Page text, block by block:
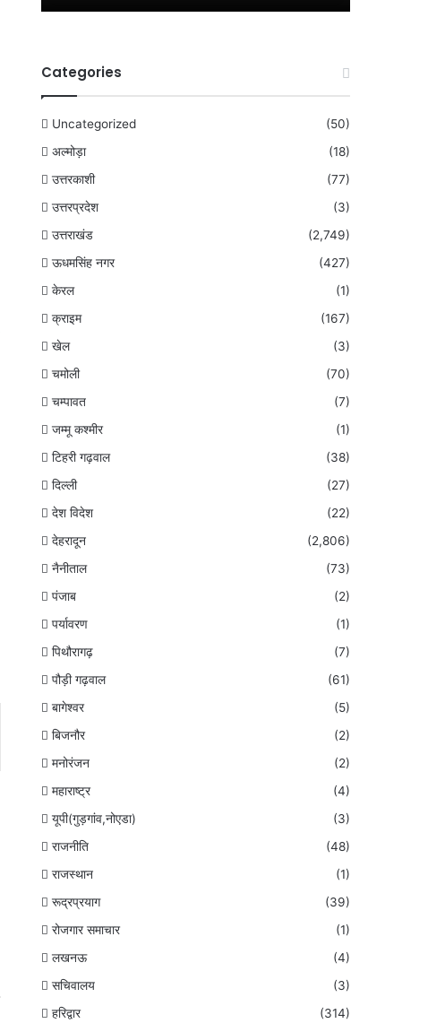
Categories
Uncategorized
(50)
अल्मोड़ा
(18)
उत्तरकाशी
(77)
उत्तरप्रदेश
(3)
उत्तराखंड
(2,749)
ऊधमसिंह नगर
(427)
केरल
(1)
क्राइम
(167)
खेल
(3)
चमोली
(70)
चम्पावत
(7)
जम्मू कश्मीर
(1)
टिहरी गढ़वाल
(38)
दिल्ली
(27)
देश विदेश
(22)
देहरादून
(2,806)
नैनीताल
(73)
पंजाब
(2)
पर्यावरण
(1)
पिथौरागढ़
(7)
पौड़ी गढ़वाल
(61)
बागेश्वर
(5)
बिजनौर
(2)
मनोरंजन
(2)
महाराष्ट्र
(4)
यूपी(गुड़गांव,नोएडा)
(3)
राजनीति
(48)
राजस्थान
(1)
रूद्रप्रयाग
(39)
रोजगार समाचार
(1)
लखनऊ
(4)
सचिवालय
(3)
हरिद्वार
(314)